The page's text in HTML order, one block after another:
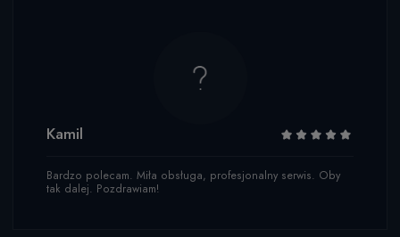
Kamil
Bardzo polecam. Miła obsługa, profesjonalny serwis. Oby
tak dalej. Pozdrawiam!